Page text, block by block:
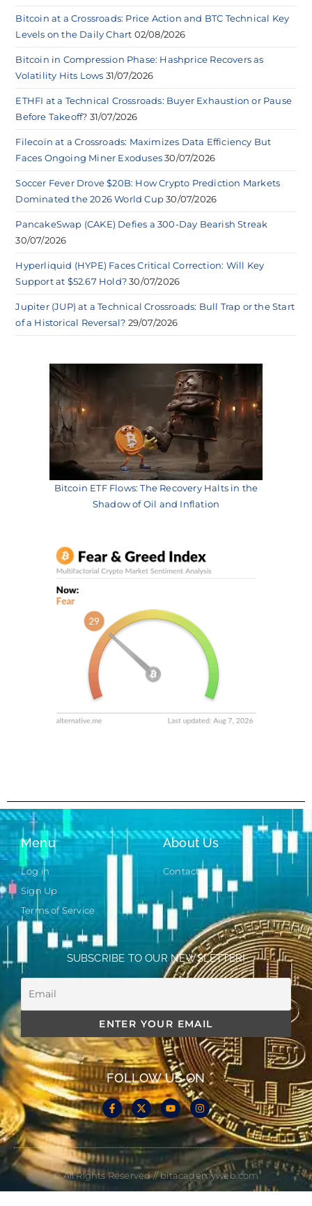
Bitcoin at a Crossroads: Price Action and BTC Technical Key
Levels on the Daily Chart 02/08/2026
Bitcoin in Compression Phase: Hashprice Recovers as
Volatility Hits Lows 31/07/2026
ETHFI at a Technical Crossroads: Buyer Exhaustion or Pause
Before Takeoff? 31/07/2026
Filecoin at a Crossroads: Maximizes Data Efficiency But
Faces Ongoing Miner Exoduses 30/07/2026
Soccer Fever Drove $20B: How Crypto Prediction Markets
Dominated the 2026 World Cup 30/07/2026
PancakeSwap (CAKE) Defies a 300-Day Bearish Streak
30/07/2026
Hyperliquid (HYPE) Faces Critical Correction: Will Key
Support at $52.67 Hold? 30/07/2026
Jupiter (JUP) at a Technical Crossroads: Bull Trap or the Start
of a Historical Reversal? 29/07/2026
Bitcoin ETF Flows: The Recovery Halts in the
Shadow of Oil and Inflation
Menu
Log in
Sign Up
Terms of Service
About Us
Contact
SUBSCRIBE TO OUR NEWSLETTER!
FOLLOW US ON
© All Rights Reserved // bitacademyweb.com